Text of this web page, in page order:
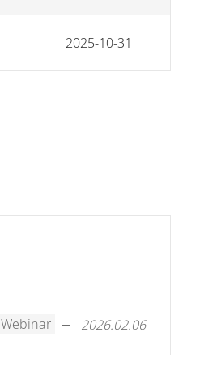
2025-10-31
Webinar 2026.02.06